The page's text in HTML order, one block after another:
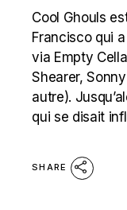
Cool Ghouls
Francisco qui
via Empty
Shearer,
autre).
qui se disait
SHARE